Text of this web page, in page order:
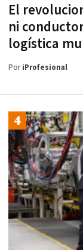
El
ni
logística
PoriProfesional